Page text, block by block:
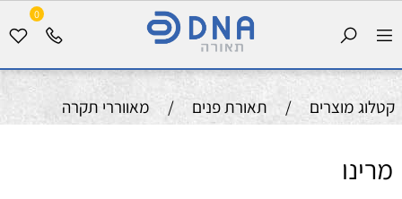
0
קטלוג מוצרים / תאורת פנים / מאווררי תקרה
מרינו